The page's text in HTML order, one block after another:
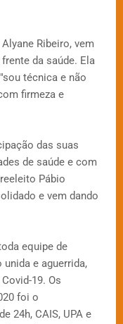
Ribeiro, vem
da saúde. Ela
técnica e não
firmeza e
das suas
de saúde e com
Pábio
e vem dando
equipe de
e aguerrida,
19. Os
foi o
24h, CAIS, UPA e